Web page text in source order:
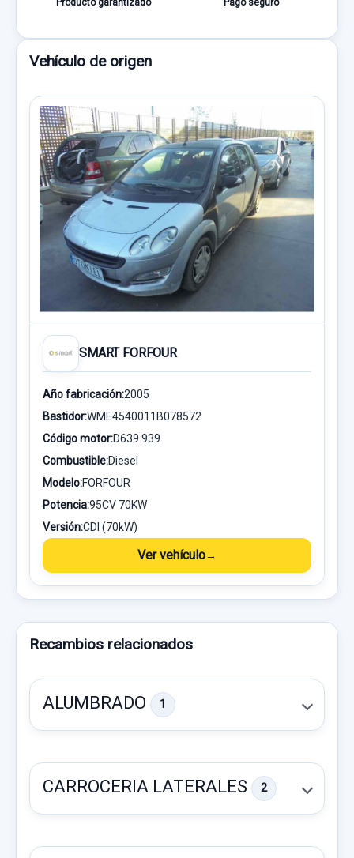
Vehículo de origen
SMART FORFOUR
Año fabricación:2005
Bastidor:WME4540011B078572
Código motor:D639.939
Combustible:Diesel
Modelo:FORFOUR
Potencia:95CV 70KW
Versión:CDI (70kW)
Ver vehículo
Recambios relacionados
ALUMBRADO 1
CARROCERIA LATERALES 2